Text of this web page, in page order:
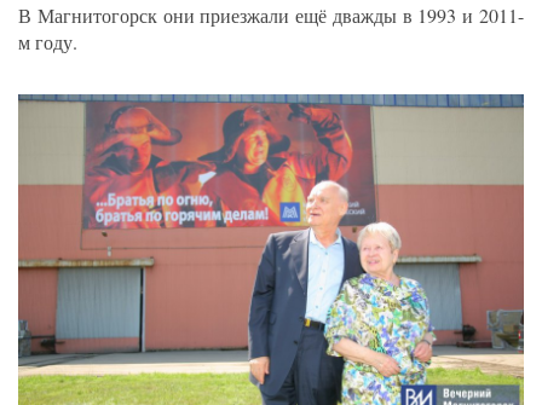
В Магнитогорск они приезжали ещё дважды в 1993 и 2011-
м году.